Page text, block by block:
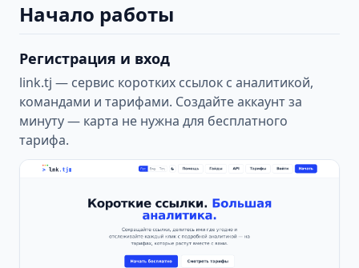
Начало работы
Регистрация и вход
link.tj — сервис коротких ссылок с аналитикой,
командами и тарифами. Создайте аккаунт за
минуту — карта не нужна для бесплатного
тарифа.